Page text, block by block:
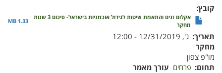
קובץ
אקלום זנים והתאמת שיטות לגידול אוכמניות בישראל- סיכום 3 שנות
מחקר
1.33 MB
תאריך ג', 12/31/2019 - 12:00
מחקר
מו"פ צפון
תחום פרחים עורך מאמר